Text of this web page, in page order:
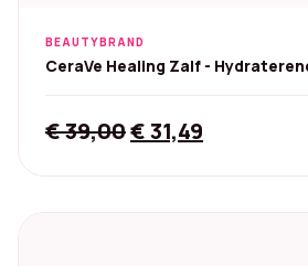
BEAUTYBRAND
CeraVe Healing Zalf -
€39,00Original
€31,49